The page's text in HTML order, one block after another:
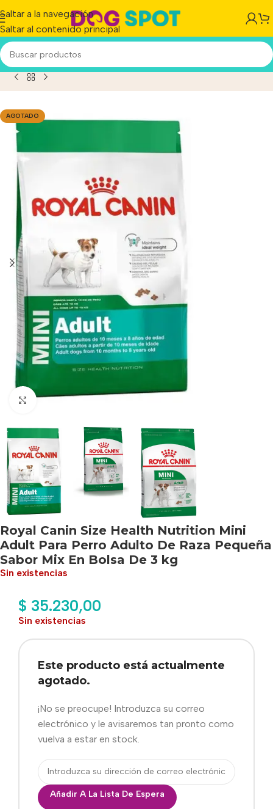
Saltar a la navegación
Saltar al contenido principal
Adulto De Raza Pequeña Sabor Mix En Bolsa De 3 kg
AGOTADO
Haga clic para ampliar
Royal Canin Size Health Nutrition Mini
Adult Para Perro Adulto De Raza Pequeña
Sabor Mix En Bolsa De 3 kg
Sin existencias
$ 35.230,00
Sin existencias
Este producto está actualmente
agotado.
¡No se preocupe! Introduzca su correo
electrónico y le avisaremos tan pronto como
vuelva a estar en stock.
Añadir A La Lista De Espera